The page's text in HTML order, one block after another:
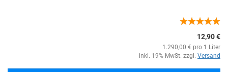
12,90 €
1.290,00 € pro 1 Liter
inkl. 19% MwSt. zzgl. Versand